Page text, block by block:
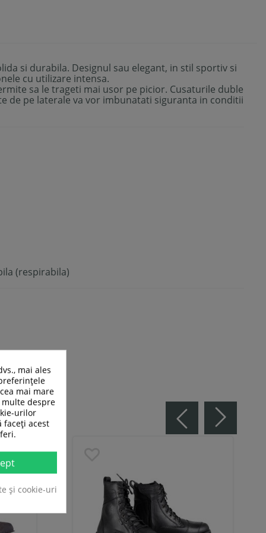
si durabila. Designul sau elegant, in stil sportiv si
cu utilizare intensa.
sa le trageti mai usor pe picior. Cusaturile duble
de pe laterale va vor imbunatati siguranta in conditii
(respirabila)
mai ales
mai mare
despre
urilor
faceți acest
și cookie-uri